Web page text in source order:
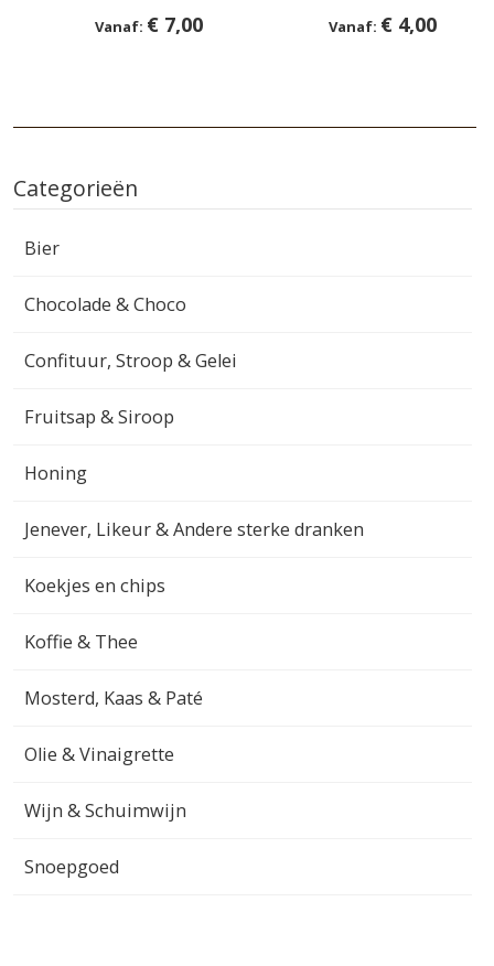
€ 7,00 € 4,00
Categorieën
Bier
Chocolade & Choco
Confituur, Stroop & Gelei
Fruitsap & Siroop
Honing
Jenever, Likeur & Andere sterke dranken
Koekjes en chips
Koffie & Thee
Mosterd, Kaas & Paté
Olie & Vinaigrette
Wijn & Schuimwijn
Snoepgoed